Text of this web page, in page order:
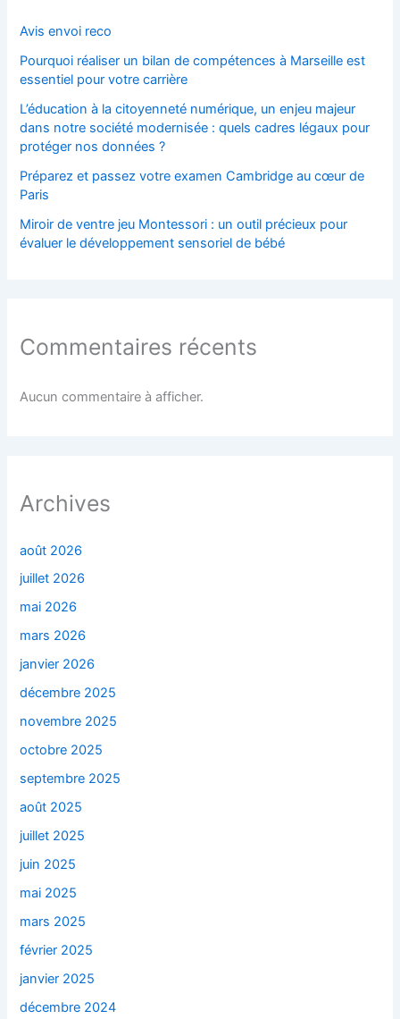
Avis envoi reco
Pourquoi réaliser un bilan de compétences à Marseille est
essentiel pour votre carrière
L’éducation à la citoyenneté numérique, un enjeu majeur
dans notre société modernisée : quels cadres légaux pour
protéger nos données ?
Préparez et passez votre examen Cambridge au cœur de
Paris
Miroir de ventre jeu Montessori : un outil précieux pour
évaluer le développement sensoriel de bébé
Commentaires récents
Aucun commentaire à afficher.
Archives
août 2026
juillet 2026
mai 2026
mars 2026
janvier 2026
décembre 2025
novembre 2025
octobre 2025
septembre 2025
août 2025
juillet 2025
juin 2025
mai 2025
mars 2025
février 2025
janvier 2025
décembre 2024